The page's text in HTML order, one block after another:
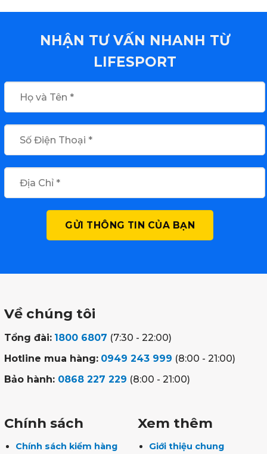
NHẬN TƯ VẤN NHANH TỪ
LIFESPORT
Về chúng tôi
Tổng đài: 1800 6807 (7:30 - 22:00)
Hotline mua hàng: 0949 243 999 (8:00 - 21:00)
Bảo hành: 0868 227 229 (8:00 - 21:00)
Chính sách
Chính sách kiểm hàng
Xem thêm
Giới thiệu chung